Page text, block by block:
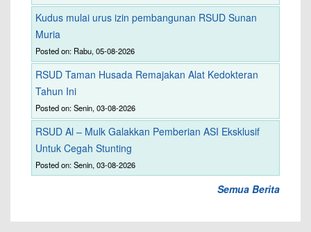
Kudus mulai urus izin pembangunan RSUD Sunan
Muria
Posted on: Rabu, 05-08-2026
RSUD Taman Husada Remajakan Alat Kedokteran
Tahun Ini
Posted on: Senin, 03-08-2026
RSUD Al – Mulk Galakkan Pemberian ASI Eksklusif
Untuk Cegah Stunting
Posted on: Senin, 03-08-2026
Semua Berita